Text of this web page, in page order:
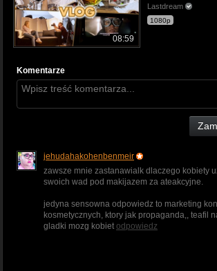
08:59
Lastdream
1080p
Komentarze
jehudahakohenbenmeir
zawsze mnie zastanawialk dlaczego kobiety
swoich wad pod makijazem za ateakcyjne.
jedyna sensowna odpowiedz to marketing
kosmetycznych, ktory jak propaganda,, teafil
gladki mozg kobiet odpowiedz